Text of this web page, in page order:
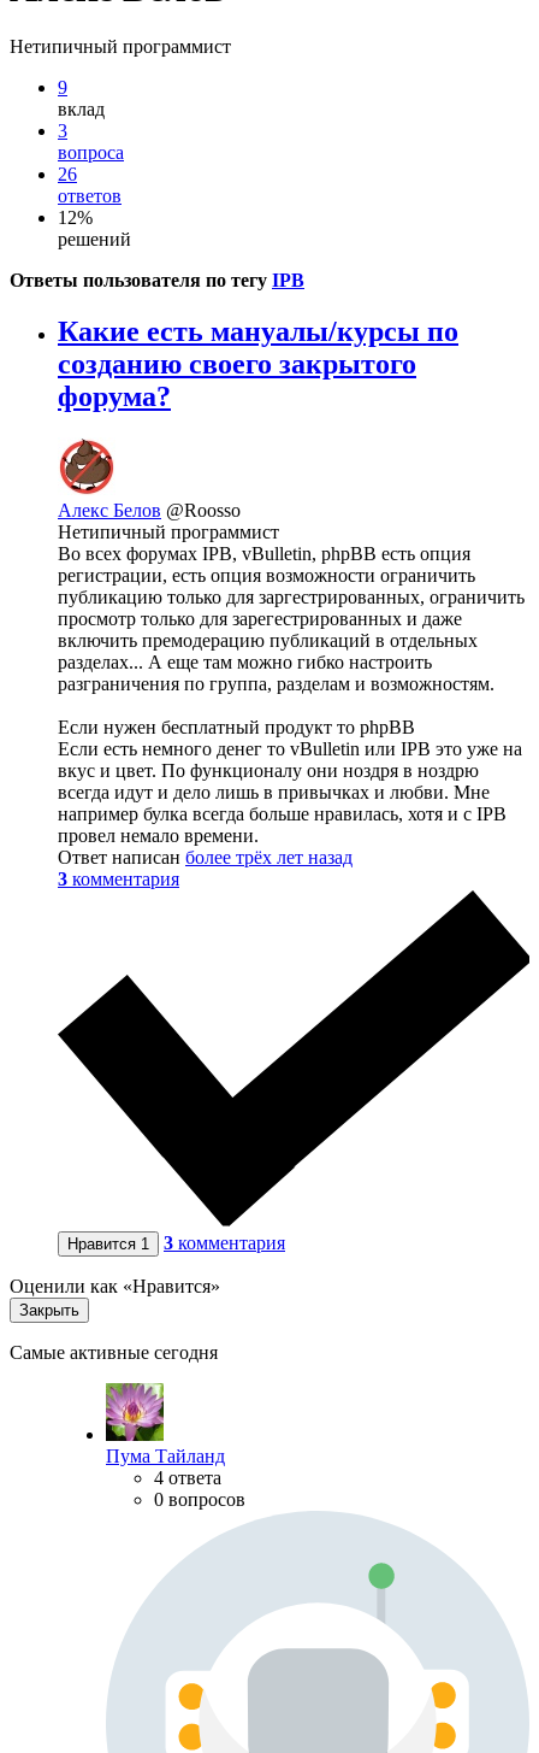
Нетипичный программист
9
вклад
3
вопроса
26
ответов
12%
решений
Ответы пользователя по тегу IPB
Какие есть мануалы/курсы по
созданию своего закрытого
форума?
Алекс Белов @Roosso
Нетипичный программист
Во всех форумах IPB, vBulletin, phpBB есть опция
регистрации, есть опция возможности ограничить
публикацию только для заргестрированных, ограничить
просмотр только для зарегестрированных и даже
включить премодерацию публикаций в отдельных
разделах... А еще там можно гибко настроить
разграничения по группа, разделам и возможностям.
Если нужен бесплатный продукт то phpBB
Если есть немного денег то vBulletin или IPB это уже на
вкус и цвет. По функционалу они ноздря в ноздрю
всегда идут и дело лишь в привычках и любви. Мне
например булка всегда больше нравилась, хотя и с IPB
провел немало времени.
Ответ написан более трёх лет назад
3 комментария
Нравится 1 3 комментария
Оценили как «Нравится»
Закрыть
Самые активные сегодня
Пума Тайланд
4 ответа
0 вопросов